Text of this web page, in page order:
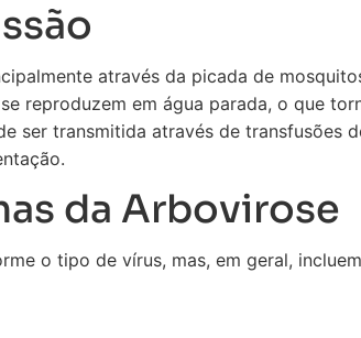
através da picada de
reproduzem em água parada, o que
ser transmitida através de transfusões
da Arbovirose
o tipo de vírus, mas, em geral,